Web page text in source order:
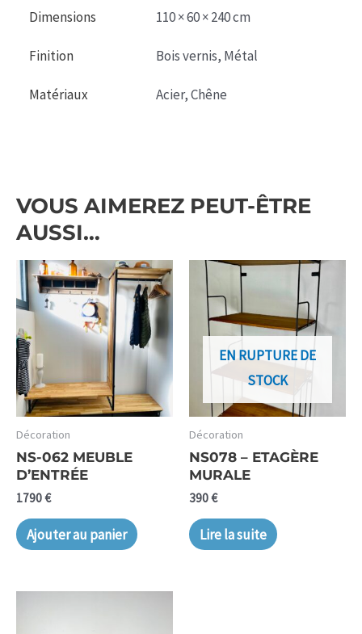
Dimensions 110 × 60 × 240 cm
Finition Bois vernis, Métal
Matériaux Acier, Chêne
VOUS AIMEREZ PEUT-ÊTRE
AUSSI…
Décoration
NS-062 MEUBLE
D’ENTRÉE
1790€
Ajouter au panier
EN RUPTURE DE
STOCK
Décoration
NS078 – ETAGÈRE
MURALE
390€
Lire la suite